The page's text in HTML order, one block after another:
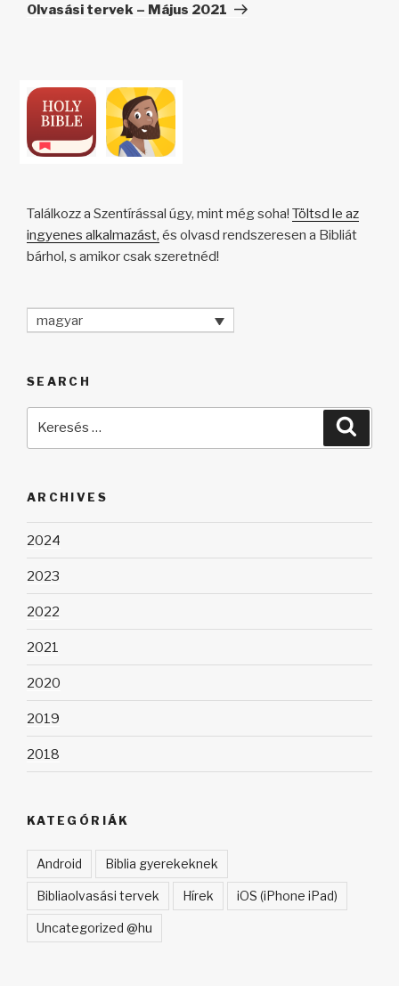
bejegyzés
Olvasási tervek – Május 2021
Találkozz a Szentírással úgy, mint még soha! Töltsd le az
ingyenes alkalmazást, és olvasd rendszeresen a Bibliát
bárhol, s amikor csak szeretnéd!
magyar
SEARCH
ARCHIVES
2024
2023
2022
2021
2020
2019
2018
KATEGÓRIÁK
Android Biblia gyerekeknek
Bibliaolvasási tervek Hírek iOS (iPhone iPad)
Uncategorized @hu